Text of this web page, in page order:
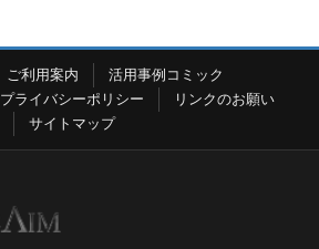
ご利用案内
活用事例コミック
プライバシーポリシー
リンクのお願い
サイトマップ